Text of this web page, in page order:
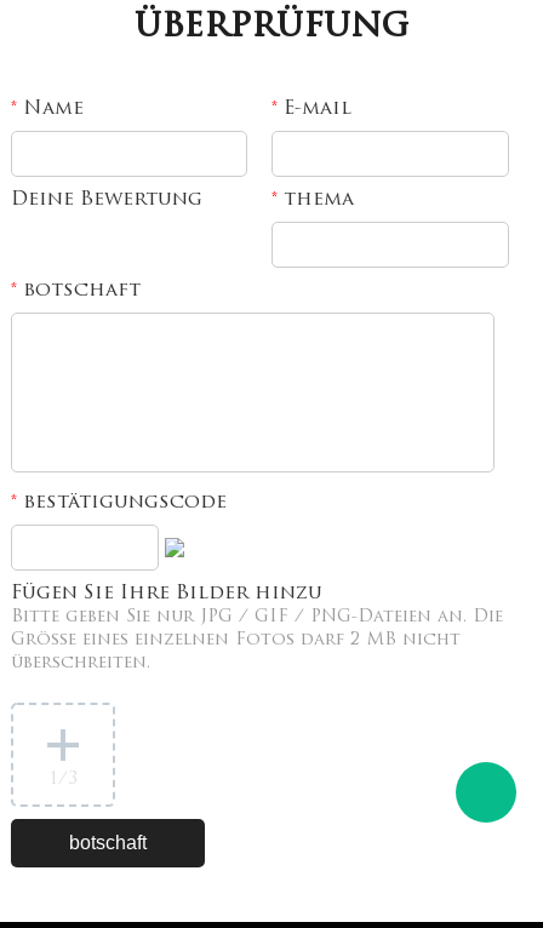
überprüfung
*Name *E-mail
Deine Bewertung *thema
*botschaft
*bestätigungscode
Fügen Sie Ihre Bilder hinzu
Bitte geben Sie nur JPG / GIF / PNG-Dateien an. Die
Größe eines einzelnen Fotos darf 2 MB nicht
überschreiten.
1 /3